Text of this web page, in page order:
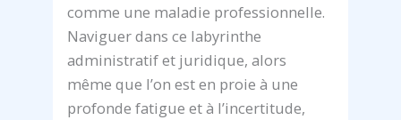
comme une maladie professionnelle.
Naviguer dans ce labyrinthe
administratif et juridique, alors
même que l’on est en proie à une
profonde fatigue et à l’incertitude,